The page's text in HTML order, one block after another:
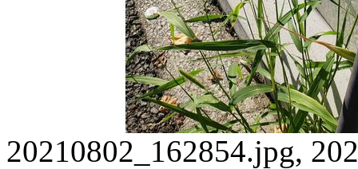
20210802_162854.jpg,